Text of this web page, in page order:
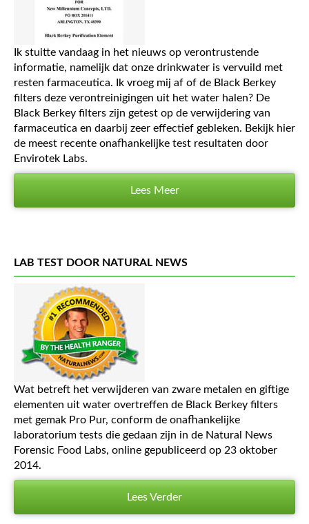
Ik stuitte vandaag in het nieuws op verontrustende
informatie, namelijk dat onze drinkwater is vervuild met
resten farmaceutica. Ik vroeg mij af of de Black Berkey
filters deze verontreinigingen uit het water halen? De
Black Berkey filters zijn getest op de verwijdering van
farmaceutica en daarbij zeer effectief gebleken. Bekijk hier
de meest recente onafhankelijke test resultaten door
Envirotek Labs.
Lees Meer
LAB TEST DOOR NATURAL NEWS
Wat betreft het verwijderen van zware metalen en giftige
elementen uit water overtreffen de Black Berkey filters
met gemak Pro Pur, conform de onafhankelijke
laboratorium tests die gedaan zijn in de Natural News
Forensic Food Labs, online gepubliceerd op 23 oktober
2014.
Lees Verder